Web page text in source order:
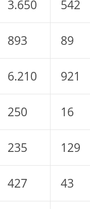
3.650 542
893 89
6.210 921
250 16
235 129
427 43